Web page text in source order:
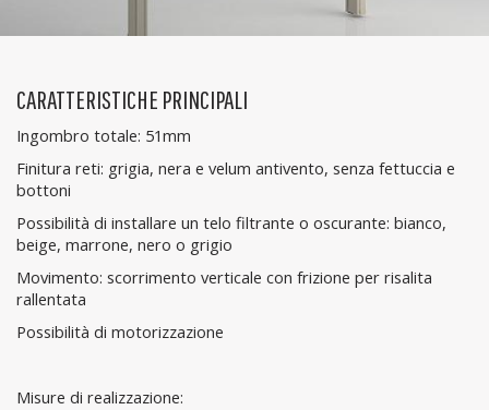
CARATTERISTICHE PRINCIPALI
Ingombro totale: 51mm
Finitura reti: grigia, nera e velum antivento, senza fettuccia e
bottoni
Possibilità di installare un telo filtrante o oscurante: bianco,
beige, marrone, nero o grigio
Movimento: scorrimento verticale con frizione per risalita
rallentata
Possibilità di motorizzazione
Misure di realizzazione: